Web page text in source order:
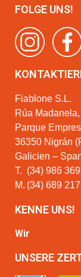
FOLGE UNS!
Fiablone S.L.
Rúa
Parque
36350 Nigrán
Galicien –
T. (34) 986
M. (34) 689
KENNE UNS!
Wir
UNSERE